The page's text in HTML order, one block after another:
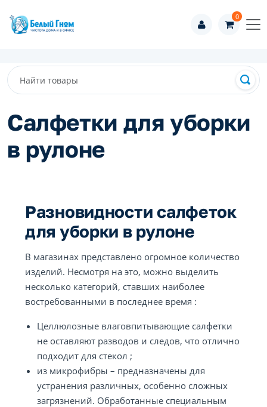
0
Салфетки для уборки
в рулоне
Разновидности салфеток
для уборки в рулоне
В магазинах представлено огромное количество
изделий. Несмотря на это, можно выделить
несколько категорий, ставших наиболее
востребованными в последнее время :
Целлюлозные влаговпитывающие салфетки
не оставляют разводов и следов, что отлично
подходит для стекол ;
из микрофибры – предназначены для
устранения различных, особенно сложных
загрязнений. Обработанные специальным